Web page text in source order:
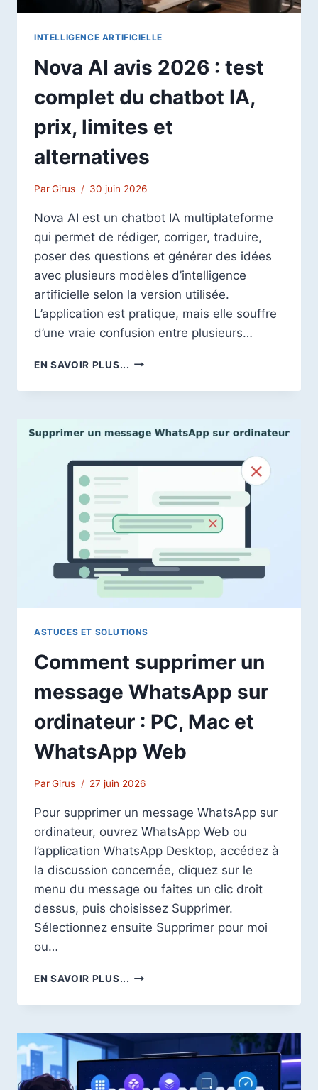
INTELLIGENCE ARTIFICIELLE
Nova AI avis 2026 : test
complet du chatbot IA,
prix, limites et
alternatives
ParGirus 30 juin 2026
Nova AI est un chatbot IA multiplateforme
qui permet de rédiger, corriger, traduire,
poser des questions et générer des idées
avec plusieurs modèles d’intelligence
artificielle selon la version utilisée.
L’application est pratique, mais elle souffre
d’une vraie confusion entre plusieurs…
EN SAVOIR PLUS... NOVA
AVIS
TEST
DU
LIMITES
ALTERNATIVES
ASTUCES ET SOLUTIONS
Comment supprimer un
message WhatsApp sur
ordinateur : PC, Mac et
WhatsApp Web
ParGirus 27 juin 2026
Pour supprimer un message WhatsApp sur
ordinateur, ouvrez WhatsApp Web ou
l’application WhatsApp Desktop, accédez à
la discussion concernée, cliquez sur le
menu du message ou faites un clic droit
dessus, puis choisissez Supprimer.
Sélectionnez ensuite Supprimer pour moi
ou…
EN SAVOIR PLUS... COMMENT
UN
WHATSAPP
ORDINATEUR
: